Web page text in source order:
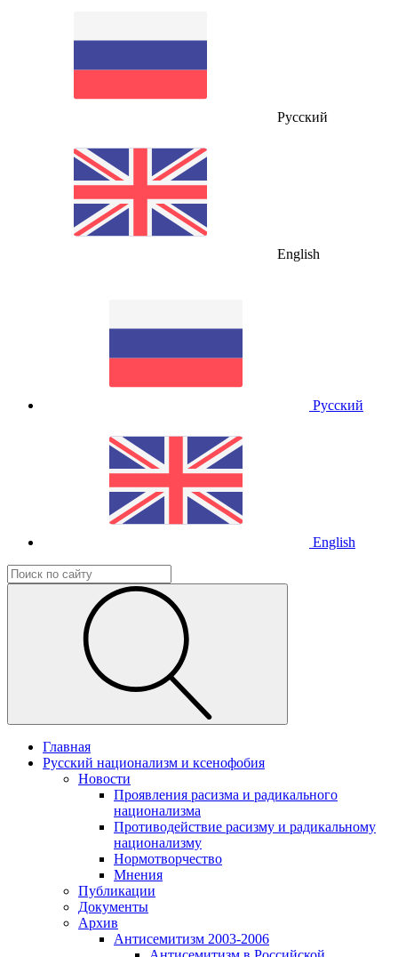
Русский
English
Русский
English
Главная
Русский национализм и ксенофобия
Новости
Проявления расизма и радикального
национализма
Противодействие расизму и радикальному
национализму
Нормотворчество
Мнения
Публикации
Документы
Архив
Антисемитизм 2003-2006